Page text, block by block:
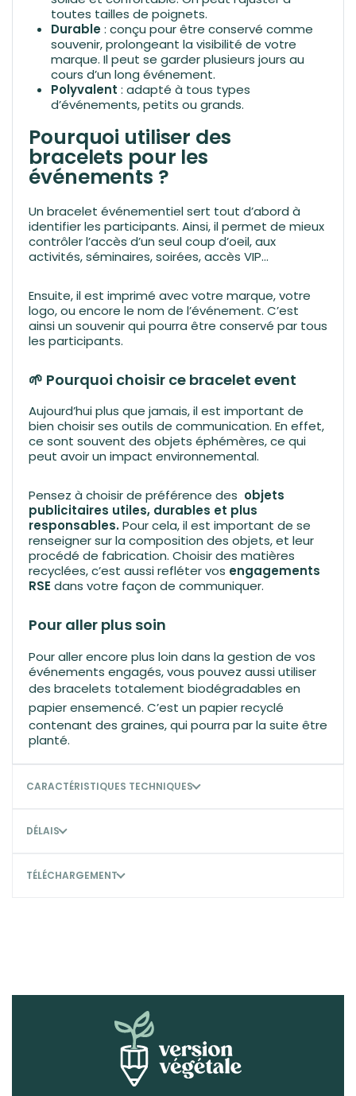
toutes tailles de poignets.
Durable: conçu pour être conservé comme
souvenir, prolongeant la visibilité de votre
marque. Il peut se garder plusieurs jours au
cours d’un long événement.
Polyvalent : adapté à tous types
d’événements, petits ou grands.
Pourquoi utiliser des
bracelets pour les
événements ?
Un bracelet événementiel sert tout d’abord à
identifier les participants. Ainsi, il permet de mieux
contrôler l’accès d’un seul coup d’oeil, aux
activités, séminaires, soirées, accès VIP…
Ensuite, il est imprimé avec votre marque, votre
logo, ou encore le nom de l’événement. C’est
ainsi un souvenir qui pourra être conservé par tous
les participants.
🌱 Pourquoi choisir ce bracelet event
Aujourd’hui plus que jamais, il est important de
bien choisir ses outils de communication. En effet,
ce sont souvent des objets éphémères, ce qui
peut avoir un impact environnemental.
Pensez à choisir de préférence des objets
publicitaires utiles, durables et plus
responsables.Pour cela, il est important de se
renseigner sur la composition des objets, et leur
procédé de fabrication. Choisir des matières
recyclées, c’est aussi refléter vos engagements
RSE dans votre façon de communiquer.
Pour aller plus soin
Pour aller encore plus loin dans la gestion de vos
événements engagés, vous pouvez aussi utiliser
des bracelets totalement biodégradables en
papier ensemencé. C’est un papier recyclé
contenant des graines, qui pourra par la suite être
planté.
CARACTÉRISTIQUES TECHNIQUES
DÉLAIS
TÉLÉCHARGEMENT